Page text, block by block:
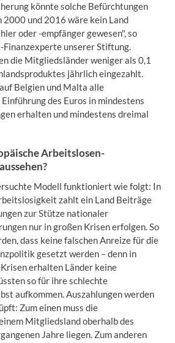
könnte solche Befürchtungen
und 2016 wäre kein Land
oder -empfänger gewesen", so
unserer Stiftung.
die Mitgliedsländer weniger als 0,1
jährlich eingezahlt.
Belgien und Malta alle
des Euros in mindestens
erhalten und mindestens dreimal
Arbeitslosen-
Modell funktioniert wie folgt: In
zahlt ein Land Beiträge
zur Stütze nationaler
nur in großen Krisen erfolgen. So
dass keine falschen Anreize für die
gesetzt werden – denn in
erhalten Länder keine
so für ihre schlechte
aufkommen. Auszahlungen werden
Zum einen muss die
Mitgliedsland oberhalb des
Jahre liegen. Zum anderen